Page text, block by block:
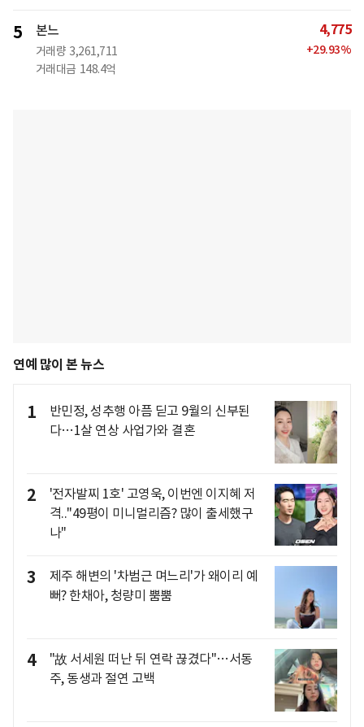
5 본느
거래량 3,261,711
거래대금 148.4억
4,775
+29.93%
연예 많이 본 뉴스
1
반민정, 성추행 아픔 딛고 9월의 신부된
다…1살 연상 사업가와 결혼
2
'전자발찌 1호' 고영욱, 이번엔 이지혜 저
격.."49평이 미니멀리즘? 많이 출세했구
나"
3
제주 해변의 '차범근 며느리'가 왜이리 예
뻐? 한채아, 청량미 뿜뿜
4
"故 서세원 떠난 뒤 연락 끊겼다"…서동
주, 동생과 절연 고백